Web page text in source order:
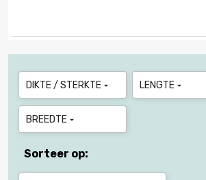
DIKTE / STERKTE  LENGTE 
BREEDTE 
Sorteer op: